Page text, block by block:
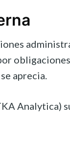
aprecia.